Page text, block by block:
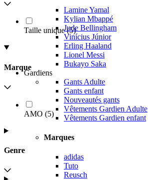
Lamine Yamal
Kylian Mbappé
Jude Bellingham
Vinícius Júnior
Erling Haaland
Lionel Messi
Bukayo Saka
Gardiens
Gants Adulte
Gants enfant
Nouveautés gants
Vêtements Gardien Adulte
Vêtements Gardien enfant
Marques
adidas
Tuto
Reusch
Taille unique (5)
Marque
AMO (5)
Genre